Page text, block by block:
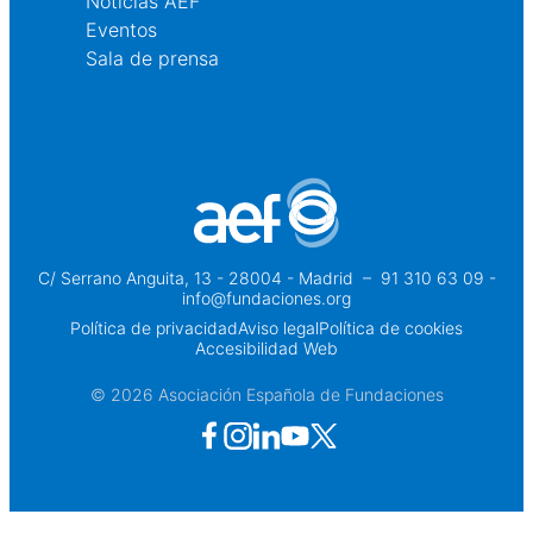
Eventos
Sala de prensa
C/ Serrano Anguita, 13 - 28004 - Madrid – 91 310 63 09 -
info@fundaciones.org
Política de privacidadAviso legalPolítica de cookies
Accesibilidad Web
© 2026 Asociación Española de Fundaciones